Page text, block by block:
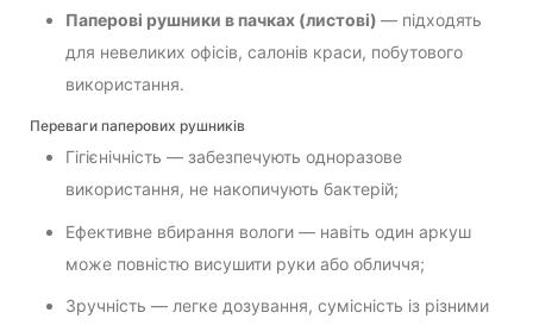
Паперові рушники в пачках (листові) — підходять
для невеликих офісів, салонів краси, побутового
використання.
Переваги паперових рушників
Гігієнічність — забезпечують одноразове
використання, не накопичують бактерій;
Ефективне вбирання вологи — навіть один аркуш
може повністю висушити руки або обличчя;
Зручність — легке дозування, сумісність із різними